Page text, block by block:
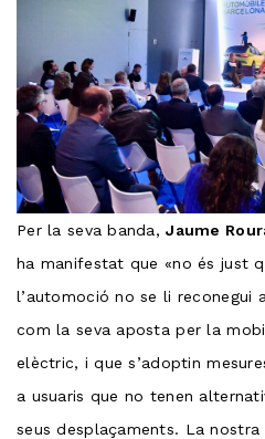
Per la seva banda,Jaume
ha manifestat que «no és just
l’automoció no se li reconegui
com la seva aposta per la
elèctric, i que s’adoptin
a usuaris que no tenen
seus desplaçaments. La